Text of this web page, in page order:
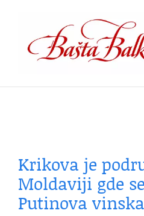
content
Krikova je
Moldaviji gde
Putinova